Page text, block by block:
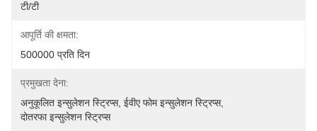
टी/टी
आपूर्ति की क्षमता:
500000 प्रति दिन
प्रमुखता देना:
अनुकूलित इन्सुलेशन स्ट्रिप्स, ईवीए फोम इन्सुलेशन स्ट्रिप्स,
दोतरफा इन्सुलेशन स्ट्रिप्स